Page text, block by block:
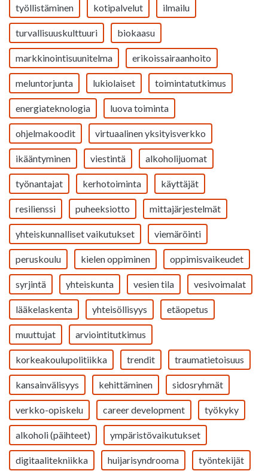
työllistäminen kotipalvelut ilmailu
turvallisuuskulttuuri biokaasu
markkinointisuunitelma erikoissairaanhoito
meluntorjunta lukiolaiset toimintatutkimus
energiateknologia luova toiminta
ohjelmakoodit virtuaalinen yksityisverkko
ikääntyminen viestintä alkoholijuomat
työnantajat kerhotoiminta käyttäjät
resilienssi puheeksiotto mittajärjestelmät
yhteiskunnalliset vaikutukset viemäröinti
peruskoulu kielen oppiminen oppimisvaikeudet
syrjintä yhteiskunta vesien tila vesivoimalat
lääkelaskenta yhteisöllisyys etäopetus
muuttujat arviointitutkimus
korkeakoulupolitiikka trendit traumatietoisuus
kansainvälisyys kehittäminen sidosryhmät
verkko-opiskelu career development työkyky
alkoholi (päihteet) ympäristövaikutukset
digitaalitekniikka huijarisyndrooma työntekijät